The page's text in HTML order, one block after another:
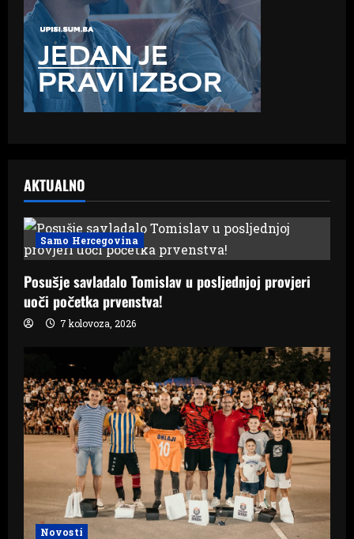
AKTUALNO
Samo Hercegovina
Posušje savladalo Tomislav u posljednjoj provjeri
uoči početka prvenstva!
7 kolovoza, 2026
Novosti